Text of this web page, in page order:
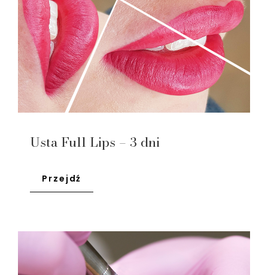
Usta Full Lips – 3 dni
Przejdź